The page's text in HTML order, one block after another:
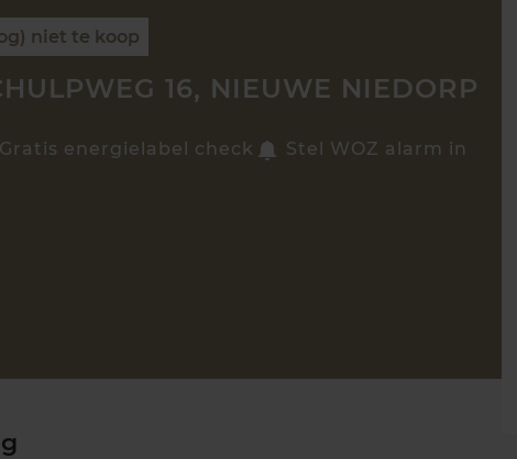
niet te koop
16, NIEUWE NIEDORP
Gratis energielabel check Stel WOZ alarm in